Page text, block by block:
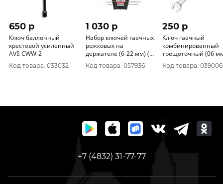
650 p
Ключ баллонный
крестовой усиленный
AVS CWW-2
Код товара: 033032
1 030 p
Набор ключей гаечных
рожковых на
держателе (6-22 мм) (8
предметов) AVS K1N8
Код товара: 057936
250 p
Ключ гаечный
комбинированный
трещоточный (06
AVS K60006
Код товара: 039006
+7 (4832) 31-77-77